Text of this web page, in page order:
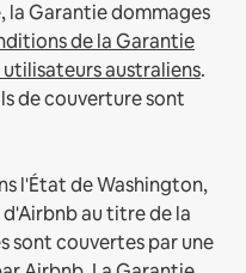
la Garantie dommages
de la Garantie
australiens.
de couverture sont
l'État de Washington,
au titre de la
sont couvertes par une